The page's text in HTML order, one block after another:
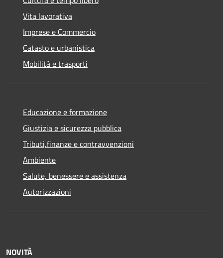
Vita lavorativa
Imprese e Commercio
Catasto e urbanistica
Mobilità e trasporti
Educazione e formazione
Giustizia e sicurezza pubblica
Tributi,finanze e contravvenzioni
Ambiente
Salute, benessere e assistenza
Autorizzazioni
NOVITÀ